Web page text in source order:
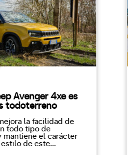
Avenger 4xe es
todoterreno
la facilidad de
todo tipo de
mantiene el carácter
de este...